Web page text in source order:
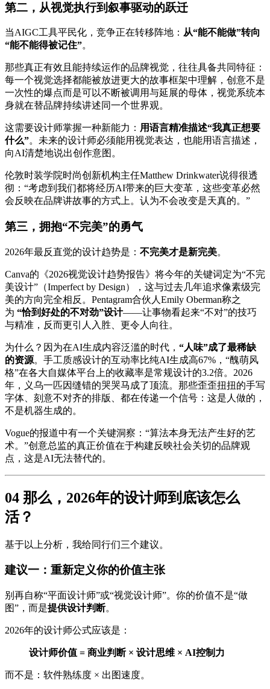
第二，从视觉执行到叙事驱动的跃迁
当AIGC工具平民化，竞争正在转移阵地： 从“能不能做”转向
“能不能得被记住”。
那些真正有效且能持续运作的品牌视觉，往往具备共同特征：
每一个视觉选择都能被放进更大的故事框架中理解，创意不是
一次性的爆点而是可以不断被调用与延展的母体，视觉系统本
身就在替品牌持续讲述同一个世界观。
这需要设计师掌握一种新能力： 用语言精准描述“我真正想要
什么”。未来的设计师必须能用视觉表达，也能用语言描述，
向AI清楚地说出创作意图。
伦敦时装学院时尚创新机构主任Matthew Drinkwater说得很透
彻：“考虑到我们都将经历AI带来的巨大变革，这些变革必然
会反映在品牌讲故事的方式上。认为不会改变是天真的。”
第三，拥抱“不完美”的勇气
2026年最反直觉的设计趋势是： 不完美才是新完美。
Canva的《2026视觉设计趋势报告》将今年的关键词定为“不完
美设计”（Imperfect by Design），这与过去几年追求像素级完
美的方向完全相反。Pentagram合伙人Emily Oberman称之
为 “恰到好处的不对劲”设计——让事物看起来“不对”的技巧
与精准，反而更引人入胜、更令人向往。
为什么？因为在AI生成内容泛滥的时代， “人味”成了最稀缺
的资源。手工质感设计的互动率比纯AI生成高67%，“醜萌风
格”在各大自媒体平台上的收藏率是常规设计的3.2倍。2026
年，义乌一匹因缝错的哭哭马成了顶流。那些歪歪扭扭的手写
字体、刻意不对齐的排版、都在传递一个信号：这是人做的，
不是机器生成的。
Vogue的报道中有一个关键洞察：“算法本身无法产生好的艺
术。”创意总监的真正价值在于构建反映社会关切的品牌观
点，这是AI无法替代的。
04 那么，2026年的设计师到底该怎么
活？
基于以上分析，我给同行们三个建议。
建议一：重新定义你的价值主张
别再自称“平面设计师”或“视觉设计师”。你的价值不是“做
图”，而是提供设计判断。
2026年的设计师公式应该是：
设计师价值 = 商业判断 × 设计思维 × AI控制力
而不是：软件熟练度 × 出图速度。